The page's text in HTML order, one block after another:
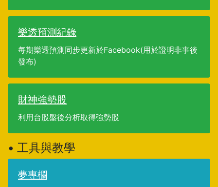
樂透預測紀錄
每期樂透預測同步更新於Facebook(用於證明非事後
發布)
財神強勢股
利用台股盤後分析取得強勢股
• 工具與教學
夢專欄